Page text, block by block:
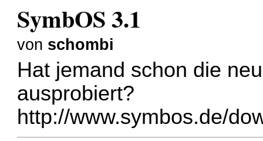
SymbOS 3.1
von schombi
Hat jemand schon die
ausprobiert?
http://www.symbos.de/